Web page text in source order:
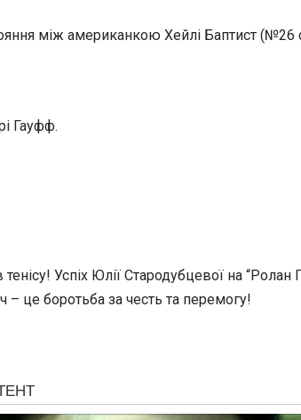
між американкою Хейлі Баптист (№26
Гауфф.
Успіх Юлії Стародубцевої на “Ролан
– це боротьба за честь та перемогу!